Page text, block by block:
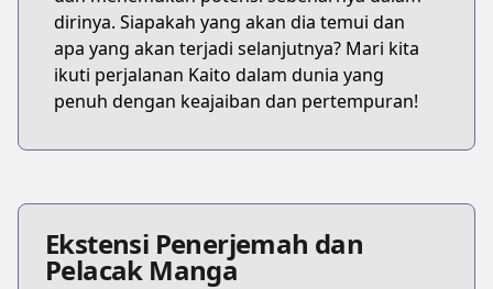
dirinya. Siapakah yang akan dia temui dan
apa yang akan terjadi selanjutnya? Mari kita
ikuti perjalanan Kaito dalam dunia yang
penuh dengan keajaiban dan pertempuran!
Ekstensi Penerjemah dan
Pelacak Manga